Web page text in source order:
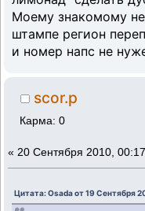
Моему знакомому
штампе регион
и номер напс не
scor.p
Карма: 0
« 20 Сентября 2010,
Цитата: Osada от 19 Сентября